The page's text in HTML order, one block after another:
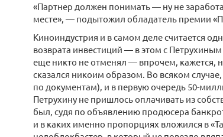
«Партнер должен понимать — ну не
месте», — подытожил обладатель премии
Киноиндустрия и в самом деле считается
возврата инвестиций — в этом с
еще никто не отменял — впрочем, кажется,
сказался никоим образом. Во всяком
по документам), и в первую очередь 50-
Петрухину не пришлось оплачивать из
был, судя по объявлению продюсера
и в каких именно пропорциях вложился в